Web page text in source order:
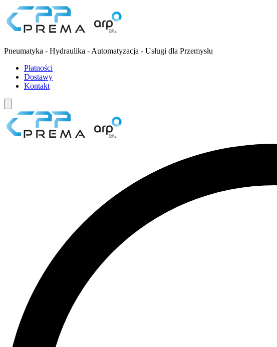
Pneumatyka - Hydraulika - Automatyzacja - Usługi dla Przemysłu
Płatności
Dostawy
Kontakt